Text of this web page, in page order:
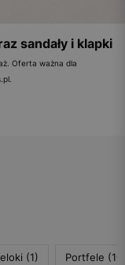
sandały i klapki
Oferta ważna dla
(1) Portfele